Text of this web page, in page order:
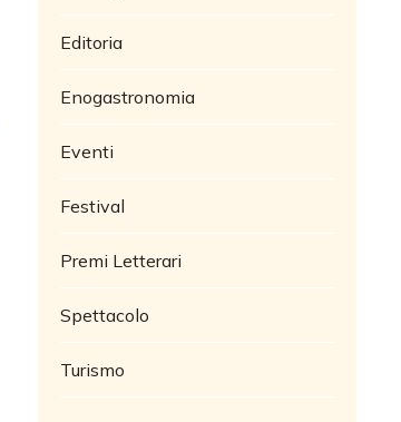
Editoria
Enogastronomia
Eventi
Festival
Premi Letterari
Spettacolo
Turismo